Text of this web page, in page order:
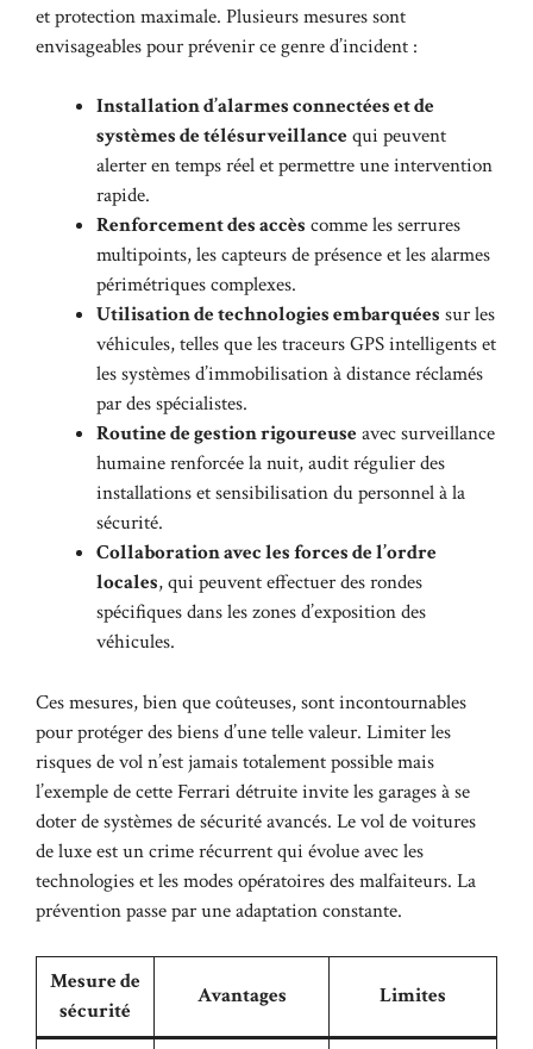
et protection maximale. Plusieurs mesures sont
envisageables pour prévenir ce genre d’incident :
Installation d’alarmes connectées et de
systèmes de télésurveillancequi peuvent
alerter en temps réel et permettre une intervention
rapide.
Renforcement des accès comme les serrures
multipoints, les capteurs de présence et les alarmes
périmétriques complexes.
Utilisation de technologies embarquées sur les
véhicules, telles que les traceurs GPS intelligents et
les systèmes d’immobilisation à distance réclamés
par des spécialistes.
Routine de gestion rigoureuseavec surveillance
humaine renforcée la nuit, audit régulier des
installations et sensibilisation du personnel à la
sécurité.
Collaboration avec les forces de l’ordre
locales, qui peuvent effectuer des rondes
spécifiques dans les zones d’exposition des
véhicules.
Ces mesures, bien que coûteuses, sont incontournables
pour protéger des biens d’une telle valeur. Limiter les
risques de vol n’est jamais totalement possible mais
l’exemple de cette Ferrari détruite invite les garages à se
doter de systèmes de sécurité avancés. Le vol de voitures
de luxe est un crime récurrent qui évolue avec les
technologies et les modes opératoires des malfaiteurs. La
prévention passe par une adaptation constante.
Mesure de
sécurité
Avantages Limites